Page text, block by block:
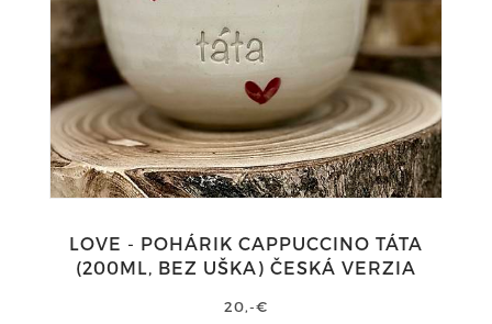
LOVE - POHÁRIK CAPPUCCINO TÁTA
(200ML, BEZ UŠKA) ČESKÁ VERZIA
20,-€